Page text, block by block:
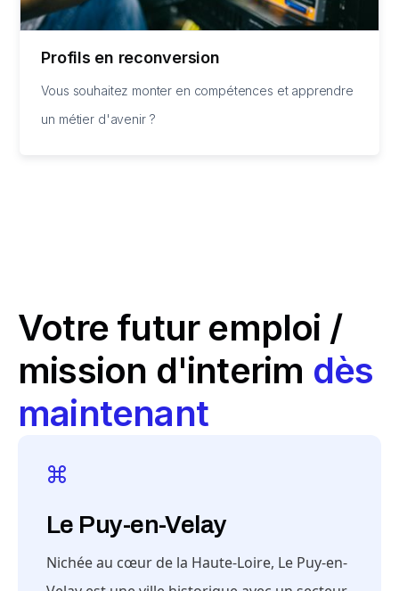
Profils en reconversion
Vous souhaitez monter en compétences et apprendre
un métier d'avenir ?
Votre futur emploi /
mission d'interim dès
maintenant
Le Puy-en-Velay
Nichée au cœur de la Haute-Loire, Le Puy-en-